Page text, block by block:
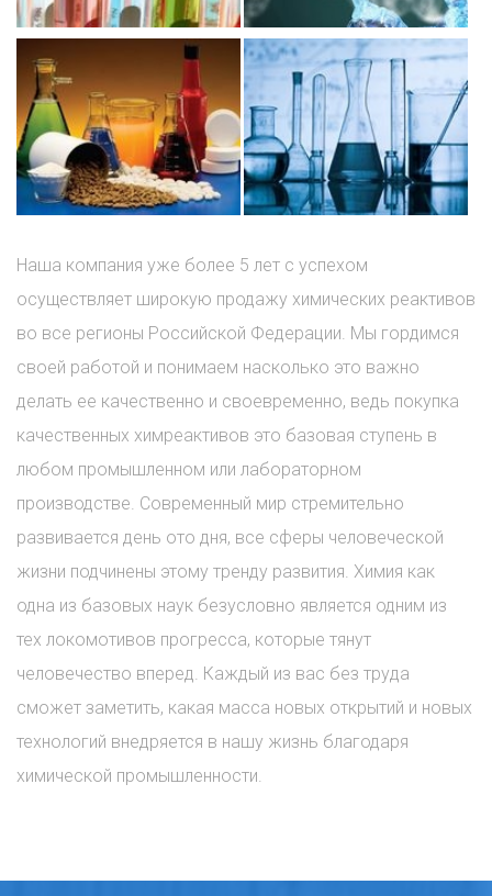
Наша компания уже более 5 лет с успехом
осуществляет широкую продажу химических реактивов
во все регионы Российской Федерации. Мы гордимся
своей работой и понимаем насколько это важно
делать ее качественно и своевременно, ведь покупка
качественных химреактивов это базовая ступень в
любом промышленном или лабораторном
производстве. Современный мир стремительно
развивается день ото дня, все сферы человеческой
жизни подчинены этому тренду развития. Химия как
одна из базовых наук безусловно является одним из
тех локомотивов прогресса, которые тянут
человечество вперед. Каждый из вас без труда
сможет заметить, какая масса новых открытий и новых
технологий внедряется в нашу жизнь благодаря
химической промышленности.